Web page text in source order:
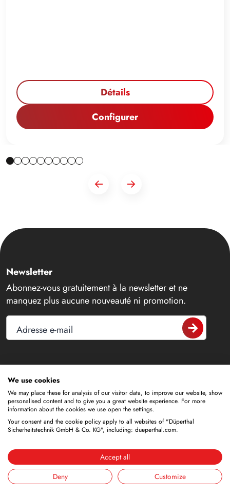
Détails
Configurer
Newsletter
Abonnez-vous gratuitement à la newsletter et ne
manquez plus aucune nouveauté ni promotion.
Adresse e-mail
Contact
+49 6188 9139-0
info@dueperthal.com
Frankenstraße 3
63791 Karlstein
Allemagne
We use cookies
We may place these for analysis of our visitor data, to improve our website, show
personalised content and to give you a great website experience. For more
information about the cookies we use open the settings.
Your consent and the cookie policy apply to all websites of "Düperthal
Sicherheitstechnik GmbH & Co. KG", including: dueperthal.com.
Accept all
Deny
Customize